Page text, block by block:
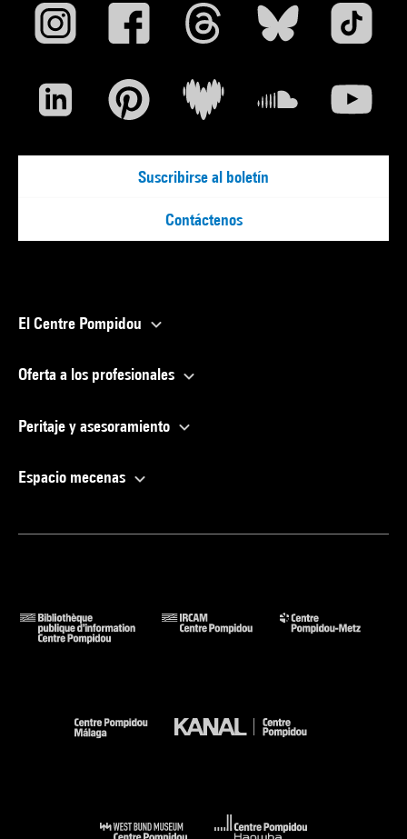
Suscribirse al boletín
Contáctenos
El Centre Pompidou
Oferta a los profesionales
Peritaje y asesoramiento
Espacio mecenas